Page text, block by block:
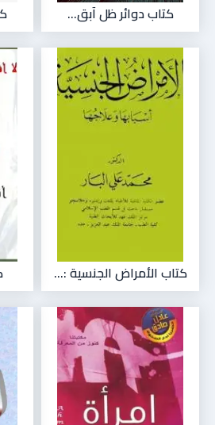
كتاب دوائر ظل آبق...
كتاب الأمراض الجنسية :...